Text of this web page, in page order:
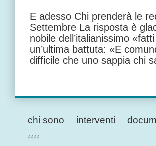
E adesso Chi prenderà le
Settembre La risposta è
nobile dell’italianissimo
un’ultima battuta: «E
difficile che uno sappia chi
chi sono interventi
4444